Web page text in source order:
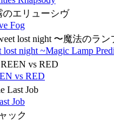
のエリューシヴ
Fog
lost night 〜魔法のラ
night ~Magic Lamp
vs RED
vs RED
Last Job
Job
ック